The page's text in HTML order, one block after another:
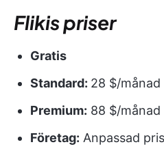
Flikis priser
Gratis
Standard: 28 $/
Premium: 88 $/
Företag: Anpassad